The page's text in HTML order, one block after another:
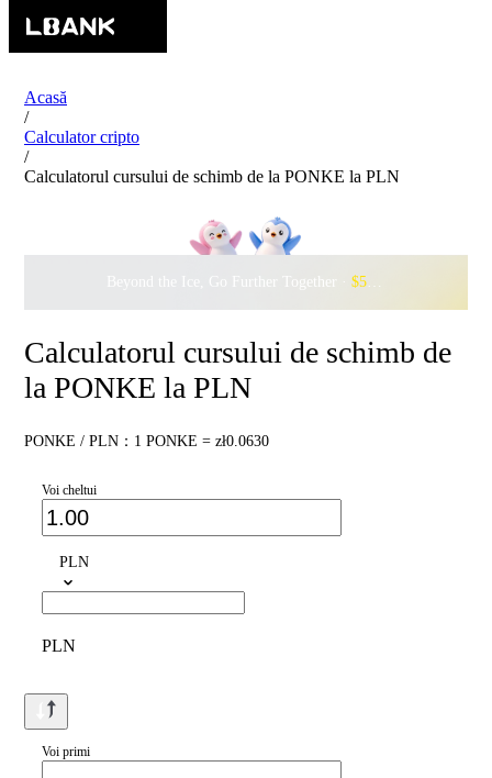
Acasă
/
Calculator cripto
/
Calculatorul cursului de schimb de la PONKE la PLN
Beyond the Ice, Go Further Together · $500,000
Calculatorul cursului de schimb de
la PONKE la PLN
PONKE / PLN：1 PONKE = zł0.0630
Voi cheltui
PLN
PLN
Voi primi